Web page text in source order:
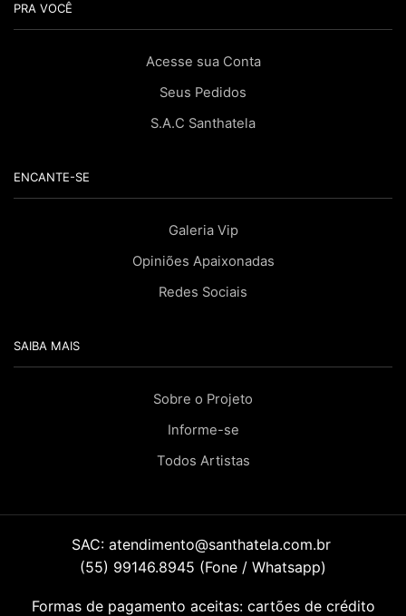
PRA VOCÊ
Acesse sua Conta
Seus Pedidos
S.A.C Santhatela
ENCANTE-SE
Galeria Vip
Opiniões Apaixonadas
Redes Sociais
SAIBA MAIS
Sobre o Projeto
Informe-se
Todos Artistas
SAC: atendimento@santhatela.com.br
(55) 99146.8945 (Fone / Whatsapp)
Formas de pagamento aceitas: cartões de crédito